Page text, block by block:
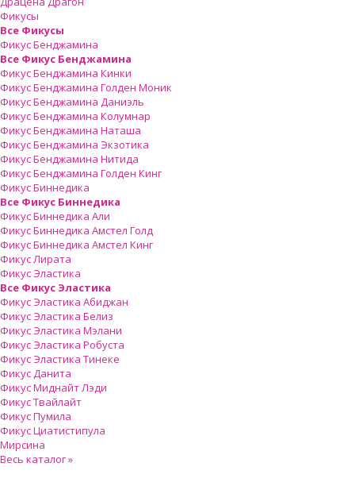
Фикусы
Все Фикусы
Фикус Бенджамина
Все Фикус Бенджамина
Фикус Бенджамина Кинки
Фикус Бенджамина Голден Моник
Фикус Бенджамина Даниэль
Фикус Бенджамина Колумнар
Фикус Бенджамина Наташа
Фикус Бенджамина Экзотика
Фикус Бенджамина Нитида
Фикус Бенджамина Голден Кинг
Фикус Биннедика
Все Фикус Биннедика
Фикус Биннедика Али
Фикус Биннедика Амстел Голд
Фикус Биннедика Амстел Кинг
Фикус Лирата
Фикус Эластика
Все Фикус Эластика
Фикус Эластика Абиджан
Фикус Эластика Белиз
Фикус Эластика Мэлани
Фикус Эластика Робуста
Фикус Эластика Тинеке
Фикус Данита
Фикус Миднайт Лэди
Фикус Твайлайт
Фикус Пумила
Фикус Циатистипула
Мирсина
Весь каталог »